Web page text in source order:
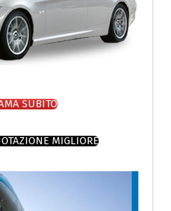
SUBITO
MIGLIORE